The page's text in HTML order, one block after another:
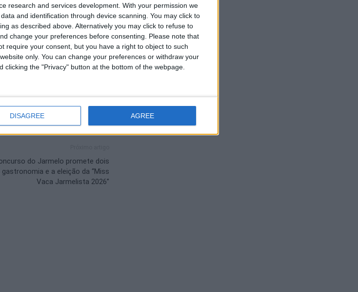
research and services development. With your permission we
and identification through device scanning. You may click to
as described above. Alternatively you may click to refuse to
change your preferences before consenting.
Please note that
require your consent, but you have a right to object to such
only. You can change your preferences or withdraw your
the "Privacy" button at the bottom of the webpage.
DISAGREE AGREE
desporto, a história e o selo
a crescer.
do Jarmelo promete dois
e a eleição da “Miss
Vaca Jarmelista 2026”